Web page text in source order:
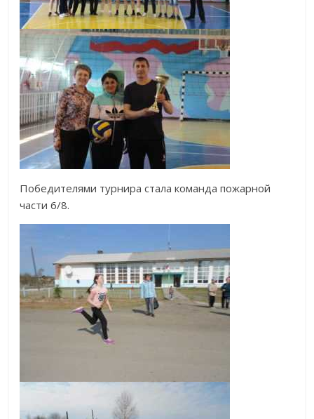
Победителями турнира стала команда пожарной
части 6/8.